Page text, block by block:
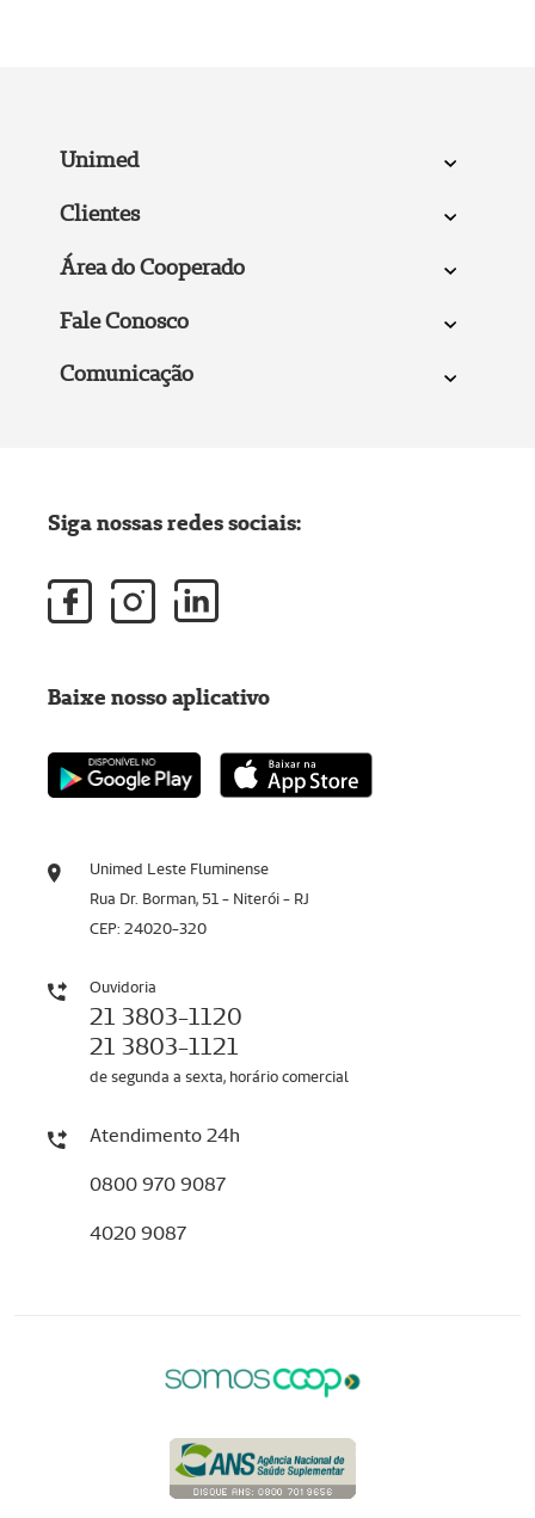
Unimed
Clientes
Área do Cooperado
Fale Conosco
Comunicação
Unimed Leste Fluminense
Rua Dr. Borman, 51 - Niterói - RJ
CEP: 24020-320
Ouvidoria
21 3803-1120
21 3803-1121
de segunda a sexta, horário comercial
Atendimento 24h
0800 970 9087
4020 9087
Siga nossas redes sociais:
Baixe nosso aplicativo